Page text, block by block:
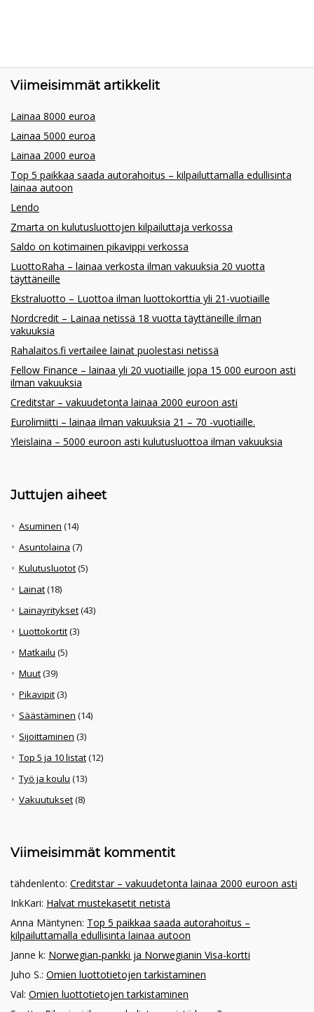
Viimeisimmät artikkelit
Lainaa 8000 euroa
Lainaa 5000 euroa
Lainaa 2000 euroa
Top 5 paikkaa saada autorahoitus – kilpailuttamalla edullisinta
lainaa autoon
Lendo
Zmarta on kulutusluottojen kilpailuttaja verkossa
Saldo on kotimainen pikavippi verkossa
LuottoRaha – lainaa verkosta ilman vakuuksia 20 vuotta
täyttäneille
Ekstraluotto – Luottoa ilman luottokorttia yli 21-vuotiaille
Nordcredit – Lainaa netissä 18 vuotta täyttäneille ilman
vakuuksia
Rahalaitos.fi vertailee lainat puolestasi netissä
Fellow Finance – lainaa yli 20 vuotiaille jopa 15 000 euroon asti
ilman vakuuksia
Creditstar – vakuudetonta lainaa 2000 euroon asti
Eurolimiitti – lainaa ilman vakuuksia 21 – 70 -vuotiaille.
Yleislaina – 5000 euroon asti kulutusluottoa ilman vakuuksia
Juttujen aiheet
Asuminen (14)
Asuntolaina (7)
Kulutusluotot(5)
Lainat(18)
Lainayritykset(43)
Luottokortit(3)
Matkailu (5)
Muut(39)
Pikavipit(3)
Säästäminen (14)
Sijoittaminen (3)
Top 5 ja 10 listat(12)
Työ ja koulu (13)
Vakuutukset(8)
Viimeisimmät kommentit
tähdenlento: Creditstar – vakuudetonta lainaa 2000 euroon asti
InkKari: Halvat mustekasetit netistä
Anna Mäntynen: Top 5 paikkaa saada autorahoitus –
kilpailuttamalla edullisinta lainaa autoon
Janne k: Norwegian-pankki ja Norwegianin Visa-kortti
Juho S.: Omien luottotietojen tarkistaminen
Val: Omien luottotietojen tarkistaminen